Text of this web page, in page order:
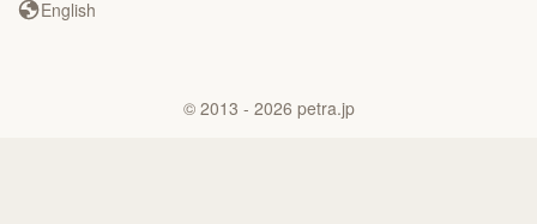
English
© 2013 - 2026 petra.jp